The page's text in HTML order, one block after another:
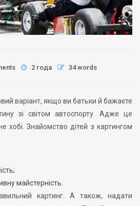
2 года 34 words
варіант, якщо ви батьки й бажаєте
зі світом автоспорту. Адже це
хобі. Знайомство дітей з картингом
майстерність.
картинг. А також, надати